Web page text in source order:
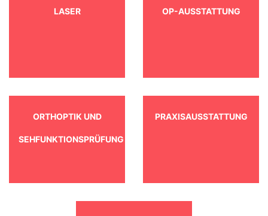
LASER OP-AUSSTATTUNG
ORTHOPTIK UND
SEHFUNKTIONSPRÜFUNG
PRAXISAUSSTATTUNG